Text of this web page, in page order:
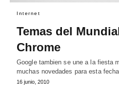
Internet
Temas del
Chrome
Google tambien se une a la fiesta
muchas novedades para esta
16 junio, 2010